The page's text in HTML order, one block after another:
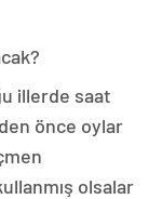
illerde saat
önce oylar
olsalar